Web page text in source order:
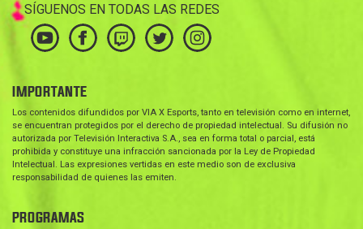
SÍGUENOS EN TODAS LAS REDES
IMPORTANTE
Los contenidos difundidos por VIA X Esports, tanto en televisión como en internet,
se encuentran protegidos por el derecho de propiedad intelectual. Su difusión no
autorizada por Televisión Interactiva S.A., sea en forma total o parcial, está
prohibida y constituye una infracción sancionada por la Ley de Propiedad
Intelectual. Las expresiones vertidas en este medio son de exclusiva
responsabilidad de quienes las emiten.
PROGRAMAS